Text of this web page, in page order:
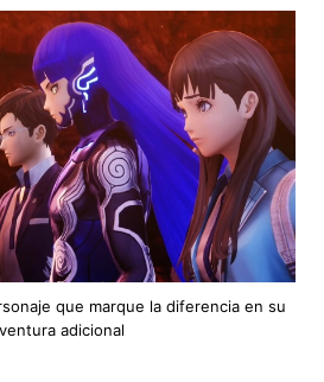
que marque la diferencia en su
adicional